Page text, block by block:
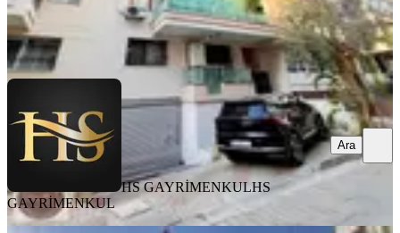
HS GAYRİMENKULHS GAYRİMENKUL
Ara
HS GAYRİMENKULHS
GAYRİMENKUL
Ara